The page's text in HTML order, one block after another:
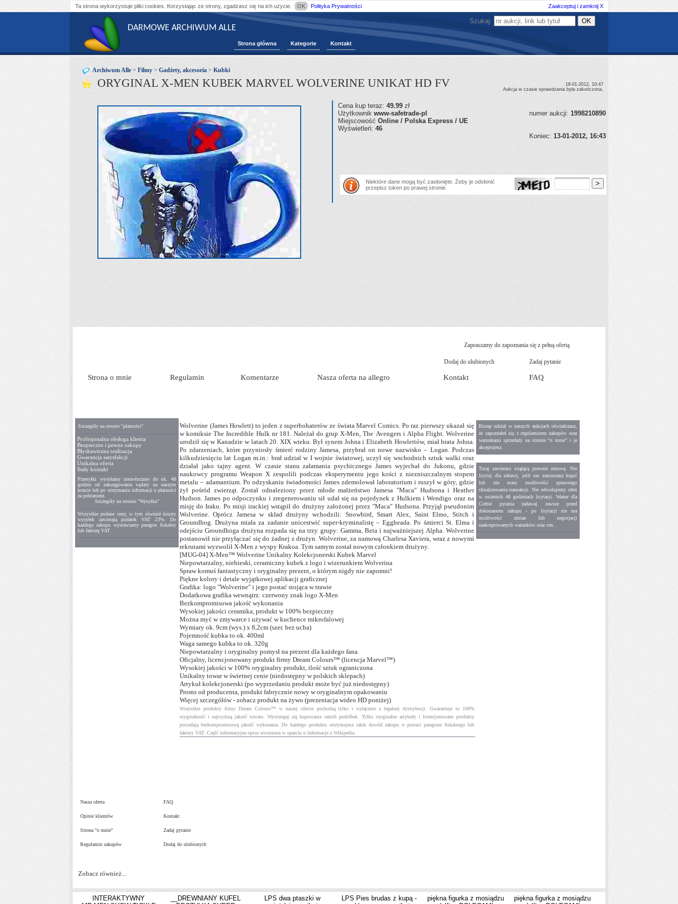
Ta strona wykorzystuje pliki cookies. Korzystając ze strony, zgadzasz się na ich użycie. OK Polityka Prywatności Zaakceptuj i zamknij X
DARMOWE ARCHIWUM ALLE
Strona główna Kategorie Kontakt
Szukaj:
Archiwum Alle > Filmy > Gadżety, akcesoria > Kubki
ORYGINAL X-MEN KUBEK MARVEL WOLVERINE UNIKAT HD FV
18-01-2012, 10:47
Aukcja w czasie sprawdzania była zakończona.
Cena kup teraz: 49.99 zł
Użytkownik www-safetrade-pl numer aukcji: 1998210890
Miejscowość Online / Polska Express / UE
Wyświetleń: 46
Koniec: 13-01-2012, 16:43
Niektóre dane mogą być zasłonięte. Żeby je odsłonić
przepisz token po prawej stronie.
Strona o mnie Regulamin Komentarze Nasza oferta na allegro Kontakt FAQ
Zapraszamy do zapoznania się z pełną ofertą
Dodaj do ulubionych Zadaj pytanie
Szczegóły na stronie "płatności"
Profesjonalna obsługa klienta
Bezpieczne i pewne zakupy
Błyskawiczna realizacja
Gwarancja satysfakcji
Unikalna oferta
Stały kontakt
Przesyłki wysyłamy niezwłocznie do ok. 48
godzin od zaksięgowania wpłaty na naszym
koncie lub po otrzymaniu informacji o płatności
za pobraniem.
Szczegóły na stronie "Wysyłka"
Wszystkie podane ceny, w tym również koszty
wysyłek zawierają podatek VAT 23% . Do
każdego zakupu wystawiamy paragon fiskalny
lub fakturę VAT
Wolverine (James Howlett) to jeden z superbohaterów ze świata Marvel Comics. Po raz pierwszy ukazał się
w komiksie The Incredible Hulk nr 181. Należał do grup X-Men, The Avengers i Alpha Flight. Wolverine
urodził się w Kanadzie w latach 20. XIX wieku. Był synem Johna i Elizabeth Howlettów, miał brata Johna.
Po zdarzeniach, które przyniosły śmierć rodziny Jamesa, przybrał on nowe nazwisko – Logan. Podczas
kilkudziesięciu lat Logan m.in.: brał udział w I wojnie światowej, uczył się wschodnich sztuk walki oraz
działał jako tajny agent. W czasie stanu załamania psychicznego James wyjechał do Jukonu, gdzie
naukowcy programu Weapon X zespolili podczas eksperymentu jego kości z niezniszczalnym stopem
metalu – adamantium. Po odzyskaniu świadomości James zdemolował laboratorium i ruszył w góry, gdzie
żył pośród zwierząt. Został odnaleziony przez młode małżeństwo Jamesa "Maca" Hudsona i Heather
Hudson. James po odpoczynku i zregenerowaniu sił udał się na pojedynek z Hulkiem i Wendigo oraz na
misję do Iraku. Po misji irackiej wstąpił do drużyny założonej przez "Maca" Hudsona. Przyjął pseudonim
Wolverine. Oprócz Jamesa w skład drużyny wchodzili: Snowbird, Smart Alex, Saint Elmo, Stitch i
Groundhog. Drużyna miała za zadanie unicestwić super-kryminalistę – Eggheada. Po śmierci St. Elma i
odejściu Groundhoga drużyna rozpada się na trzy grupy: Gamma, Beta i najważniejszej Alpha. Wolverine
postanowił nie przyłączać się do żadnej z drużyn. Wolverine, za namową Charlesa Xaviera, wraz z nowymi
rekrutami wyzwolił X-Men z wyspy Krakoa. Tym samym został nowym członkiem drużyny.
[MUG-04] X-Men™ Wolverine Unikalny Kolekcjonerski Kubek Marvel
Niepowtarzalny, niebieski, ceramiczny kubek z logo i wizerunkiem Wolverina
Spraw komuś fantastyczny i oryginalny prezent, o którym nigdy nie zapomni!
Piękne kolory i detale wyjątkowej aplikacji graficznej
Grafika: logo "Wolverine" i jego postać stojąca w trawie
Dodatkowa grafika wewnątrz: czerwony znak logo X-Men
Bezkompromisowa jakość wykonania
Wysokiej jakości ceramika, produkt w 100% bezpieczny
Można myć w zmywarce i używać w kuchence mikrofalowej
Wymiary ok. 9cm (wys.) x 8,2cm (szer. bez ucha)
Pojemność kubka to ok. 400ml
Waga samego kubka to ok. 320g
Niepowtarzalny i oryginalny pomysł na prezent dla każdego fana
Oficjalny, licencjonowany produkt firmy Dream Colours™ (licencja Marvel™)
Wysokiej jakości w 100% oryginalny produkt, ilość sztuk ograniczona
Unikalny towar w świetnej cenie (niedostępny w polskich sklepach)
Artykuł kolekcjonerski (po wyprzedaniu produkt może być już niedostępny)
Prosto od producenta, produkt fabrycznie nowy w oryginalnym opakowaniu
Więcej szczegółów - zobacz produkt na żywo (prezentacja wideo HD poniżej)
Wszystkie produkty firmy Dream Colours™ w naszej ofercie pochodzą tylko i wyłącznie z legalnej dystrybucji. Gwarantuje to 100%
oryginalność i najwyższą jakość towaru. Wystrzegaj się kupowania tanich podróbek. Tylko oryginalne artykuły i licencjonowane produkty
posiadają bezkompromisową jakość wykonania. Do każdego produktu otrzymujesz także dowód zakupu w postaci paragonu fiskalnego lub
faktury VAT. Część informacyjna opisu stworzona w oparciu o informacje z Wikipedia.
Biorąc udział w naszych aukcjach oświadczasz,
że zapoznałeś się z regulaminem zakupów oraz
warunkami sprzedaży na stronie “o mnie” i je
akceptujesz.
Tutaj zawierasz wiążącą prawnie umowę . Nie
licytuj dla zabawy, jeśli nie zamierzasz kupić
lub nie masz możliwości sprawnego
sfinalizowania transakcji . Nie odwołujemy ofert
w ostatnich 48 godzinach licytacji. Ważne dla
Ciebie pytania zadawaj zawsze przed
dokonaniem zakupu - po licytacji nie ma
możliwości zmian lub negocjacji
zaakceptowanych warunków oraz cen.
Nasza oferta
Opinie klientów
Strona "o mnie"
Regulamin zakupów
FAQ
Kontakt
Zadaj pytanie
Dodaj do ulubionych
Zobacz również...
INTERAKTYWNY
__DREWNIANY KUFEL
LPS dwa ptaszki w
LPS Pies brudas z kupą -
piękna figurka z mosiądzu
piękna figurka z mosiądzu